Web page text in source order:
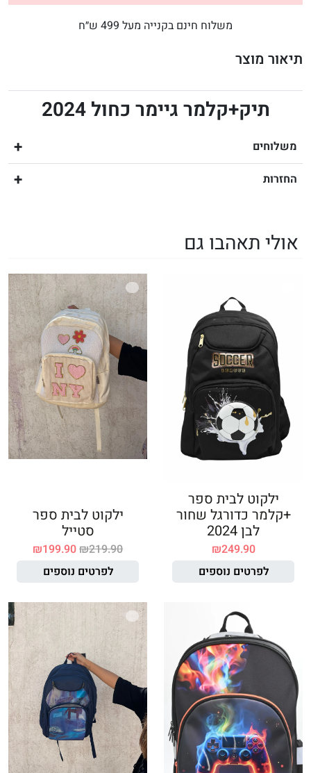
משלוח חינם בקנייה מעל 499 ש״ח
תיאור מוצר
תיק+קלמר גיימר כחול 2024
משלוחים
החזרות
אולי תאהבו גם
ילקוט לבית ספר
+קלמר כדורגל שחור
לבן 2024
₪249.90
לפרטים נוספים
ילקוט לבית ספר
סטייל
₪219.90
₪199.90
לפרטים נוספים